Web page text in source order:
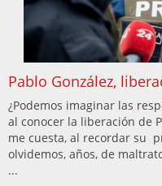
Pablo González,
¿Podemos imaginar las
al conocer la liberación de
me cuesta, al recordar su
olvidemos, años, de
...